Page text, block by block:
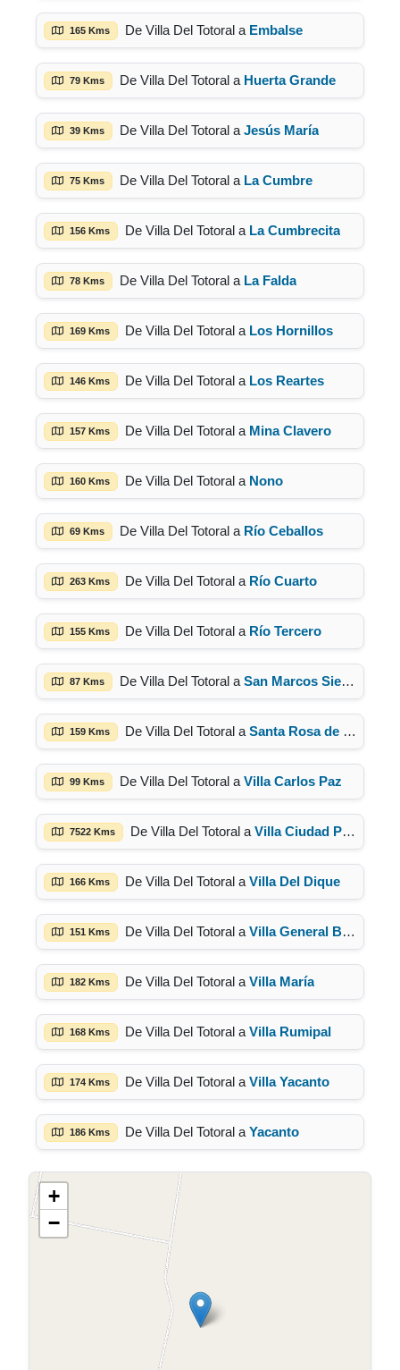
165 Kms De Villa Del Totoral a Embalse
79 Kms De Villa Del Totoral a Huerta Grande
39 Kms De Villa Del Totoral a Jesús María
75 Kms De Villa Del Totoral a La Cumbre
156 Kms De Villa Del Totoral a La Cumbrecita
78 Kms De Villa Del Totoral a La Falda
169 Kms De Villa Del Totoral a Los Hornillos
146 Kms De Villa Del Totoral a Los Reartes
157 Kms De Villa Del Totoral a Mina Clavero
160 Kms De Villa Del Totoral a Nono
69 Kms De Villa Del Totoral a Río Ceballos
263 Kms De Villa Del Totoral a Río Cuarto
155 Kms De Villa Del Totoral a Río Tercero
87 Kms De Villa Del Totoral a San Marcos Sierra
159 Kms De Villa Del Totoral a Santa Rosa de Calamuchita
99 Kms De Villa Del Totoral a Villa Carlos Paz
7522 Kms De Villa Del Totoral a Villa Ciudad Parque
166 Kms De Villa Del Totoral a Villa Del Dique
151 Kms De Villa Del Totoral a Villa General Belgrano
182 Kms De Villa Del Totoral a Villa María
168 Kms De Villa Del Totoral a Villa Rumipal
174 Kms De Villa Del Totoral a Villa Yacanto
186 Kms De Villa Del Totoral a Yacanto
+
−